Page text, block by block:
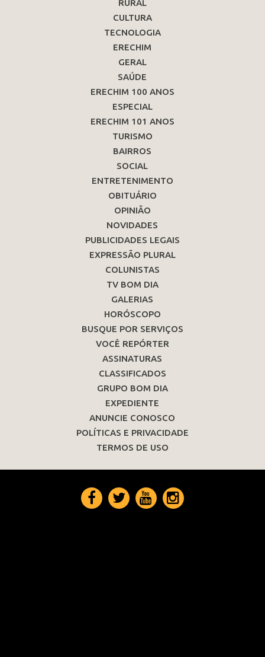
RURAL
CULTURA
TECNOLOGIA
ERECHIM
GERAL
SAÚDE
ERECHIM 100 ANOS
ESPECIAL
ERECHIM 101 ANOS
TURISMO
BAIRROS
SOCIAL
ENTRETENIMENTO
OBITUÁRIO
OPINIÃO
NOVIDADES
PUBLICIDADES LEGAIS
EXPRESSÃO PLURAL
COLUNISTAS
TV BOM DIA
GALERIAS
HORÓSCOPO
BUSQUE POR SERVIÇOS
VOCÊ REPÓRTER
ASSINATURAS
CLASSIFICADOS
GRUPO BOM DIA
EXPEDIENTE
ANUNCIE CONOSCO
POLÍTICAS E PRIVACIDADE
TERMOS DE USO